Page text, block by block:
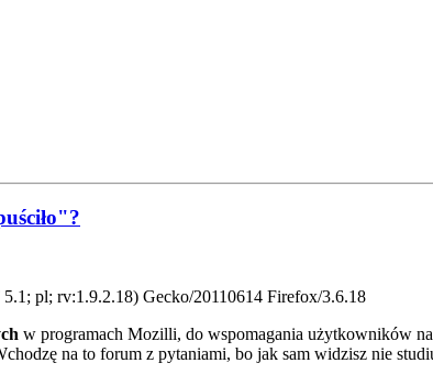
pl; rv:1.9.2.18) Gecko/20110614 Firefox/3.6.18
w programach Mozilli, do wspomagania użytkowników
na to forum z pytaniami, bo jak sam widzisz nie